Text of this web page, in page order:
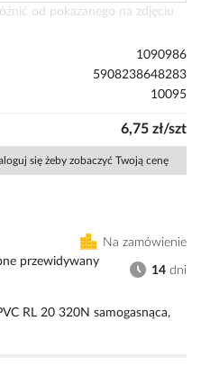
od pokazanego na zdjęciu
1090986
5908238648283
10095
6,75 zł/szt
się żeby zobaczyć Twoją cenę
Na zamówienie
przewidywany
14 dni
RL 20 320N samogasnąca,